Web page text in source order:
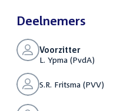
Deelnemers
Voorzitter
L. Ypma (PvdA)
S.R. Fritsma (PVV)